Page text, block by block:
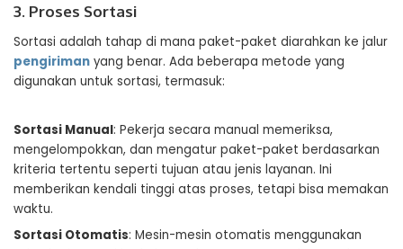
3. Proses Sortasi
Sortasi adalah tahap di mana paket-paket diarahkan ke jalur
pengiriman yang benar. Ada beberapa metode yang
digunakan untuk sortasi, termasuk:
Sortasi Manual: Pekerja secara manual memeriksa,
mengelompokkan, dan mengatur paket-paket berdasarkan
kriteria tertentu seperti tujuan atau jenis layanan. Ini
memberikan kendali tinggi atas proses, tetapi bisa memakan
waktu.
Sortasi Otomatis: Mesin-mesin otomatis menggunakan